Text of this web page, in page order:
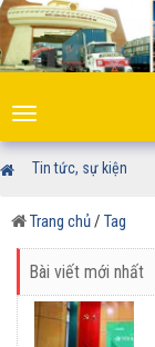
Toggle
navigation
Tin tức, sự kiện
Trang chủ/ Tag
Bài viết mới nhất